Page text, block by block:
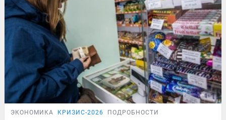
ЭКОНОМИКА КРИЗИС-2026 ПОДРОБНОСТИ